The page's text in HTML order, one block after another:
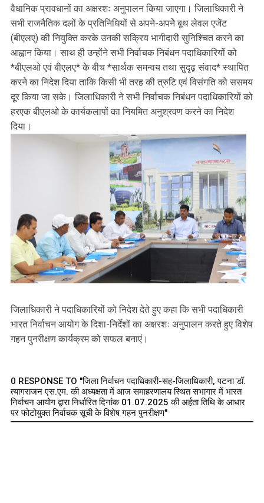
वैधानिक प्रावधानों का अक्षरशः अनुपालन किया जाएगा। जिलाधिकारी ने
सभी राजनैतिक दलों के प्रतिनिधियों से अपने-अपनेे बूथ लेवल एजेंट
(बीएलए) की नियुक्ति करके उनकी सक्रिय भागीदारी सुनिश्चित करने का
आह्वान किया। साथ ही उन्होंने सभी निर्वाचक निबंधन पदाधिकारियों को
*बीएलओ एवं बीएलए* के बीच *सार्थक समन्वय तथा सुदृढ़ संवाद* स्थापित
करने का निदेश दिया ताकि किसी भी तरह की त्रुटि एवं विसंगति को ससमय
दूर किया जा सके। जिलाधिकारी ने सभी निर्वाचक निबंधन पदाधिकारियों को
हरएक बीएलओ के कार्यकलापों का नियमित अनुश्रवण करने का निदेश
दिया।
जिलाधिकारी ने पदाधिकारियों को निदेश देते हुए कहा कि सभी पदाधिकारी
भारत निर्वाचन आयोग के दिशा-निर्देशों का अक्षरशः अनुपालन करते हुए विशेष
गहन पुनरीक्षण कार्यक्रम को सफल बनाएं।
0 RESPONSE TO "जिला निर्वाचन पदाधिकारी-सह-जिलाधिकारी, पटना डॉ.
त्यागराजन एस.एम. की अध्यक्षता में आज समाहरणालय स्थित सभागार में भारत
निर्वाचन आयोग द्वारा निर्धारित दिनांक 01.07.2025 की अर्हता तिथि के आधार
पर फोटोयुक्त निर्वाचक सूची के विशेष गहन पुनरीक्षण"